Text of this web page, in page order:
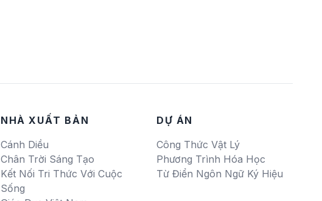
NHÀ XUẤT BẢN
Cánh Diều
Chân Trời Sáng Tạo
Kết Nối Tri Thức Với Cuộc
Sống
DỰ ÁN
Công Thức Vật Lý
Phương Trình Hóa Học
Từ Điển Ngôn Ngữ Ký Hiệu